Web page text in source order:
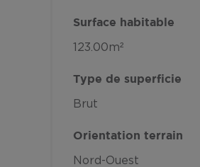
Surface habitable
123.00m²
Type de superficie
Brut
Orientation terrain
Nord-Ouest